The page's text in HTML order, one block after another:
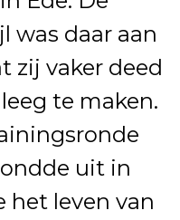
was daar aan
zij vaker deed
te maken.
uit in
het leven van